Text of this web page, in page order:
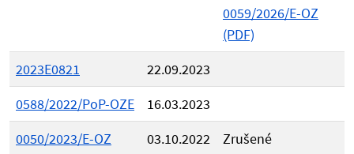
0059/2026/E-OZ
(PDF)
2023E0821
22.09.2023
0588/2022/PoP-OZE
16.03.2023
0050/2023/E-OZ
03.10.2022
Zrušené